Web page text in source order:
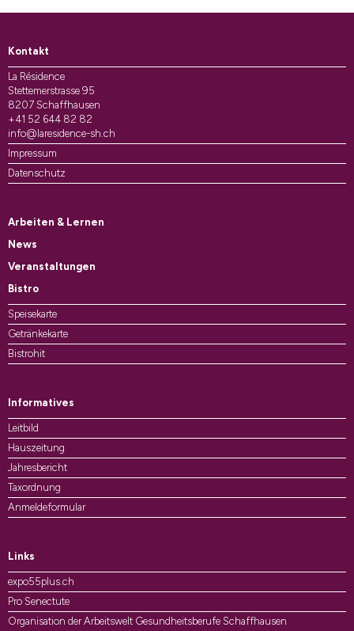
Kontakt
La Résidence
Stettemerstrasse 95
8207 Schaffhausen
+41 52 644 82 82
info@laresidence-sh.ch
Impressum
Datenschutz
Arbeiten & Lernen
News
Veranstaltungen
Bistro
Speisekarte
Getränkekarte
Bistrohit
Informatives
Leitbild
Hauszeitung
Jahresbericht
Taxordnung
Anmeldeformular
Links
expo55plus.ch
Pro Senectute
Organisation der Arbeitswelt Gesundheitsberufe Schaffhausen